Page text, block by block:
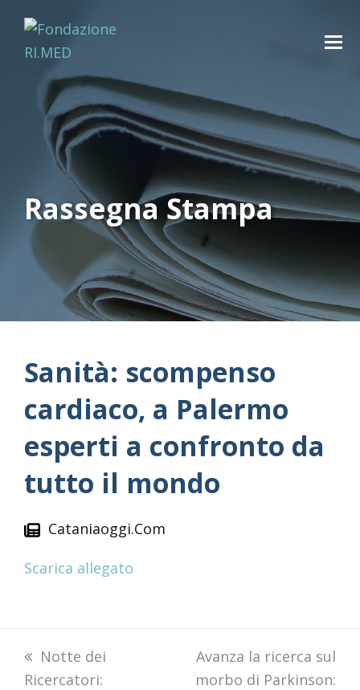
Rassegna Stampa
Sanità: scompenso
cardiaco, a Palermo
esperti a confronto da
tutto il mondo
Cataniaoggi.Com
Scarica allegato
previous
post:
Notte dei
Ricercatori:
next
post:
Avanza la ricerca sul
morbo di Parkinson: